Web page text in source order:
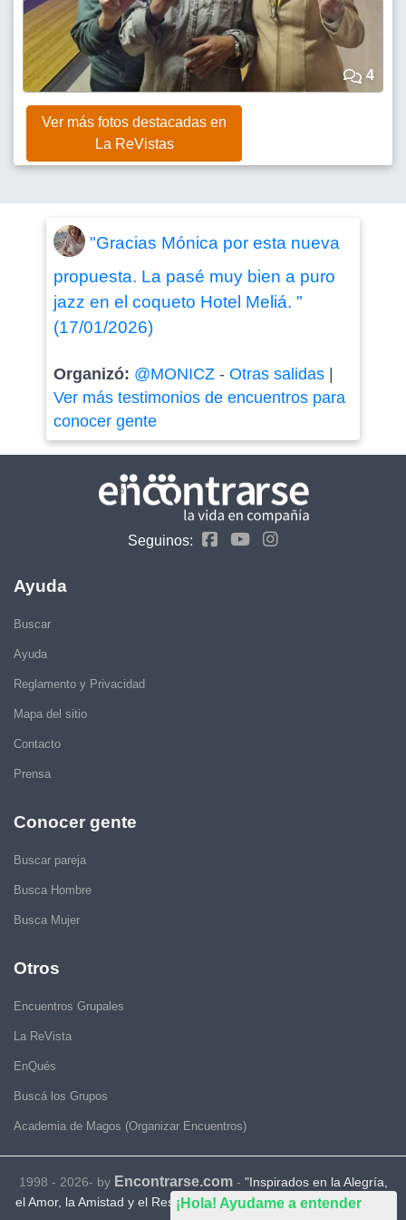
¡Hola! Ayudame a entender
4
Ver más fotos destacadas en
La ReVistas
"Gracias Mónica por esta nueva
propuesta. La pasé muy bien a puro
jazz en el coqueto Hotel Meliá. "
(17/01/2026)
Organizó: @MONICZ- Otras salidas|
Ver más testimonios de encuentros para
conocer gente
Seguinos:
Ayuda
Buscar
Ayuda
Reglamento y Privacidad
Mapa del sitio
Contacto
Prensa
Conocer gente
Buscar pareja
Busca Hombre
Busca Mujer
Otros
Encuentros Grupales
La ReVista
EnQués
Buscá los Grupos
Academia de Magos (Organizar Encuentros)
1998 - 2026- by Encontrarse.com- "Inspirados en la Alegría,
el Amor, la Amistad y el Respeto, motivamos a la gente a que sea